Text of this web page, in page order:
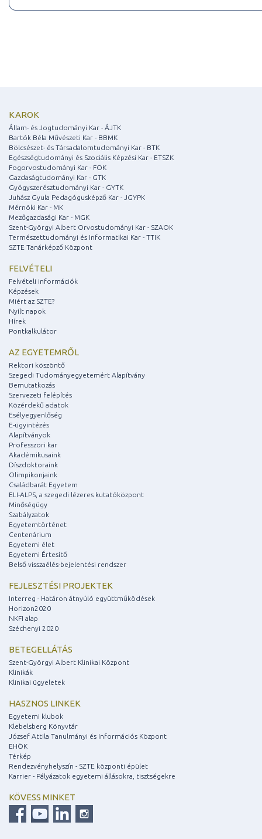
KAROK
Állam- és Jogtudományi Kar - ÁJTK
Bartók Béla Művészeti Kar - BBMK
Bölcsészet- és Társadalomtudományi Kar - BTK
Egészségtudományi és Szociális Képzési Kar - ETSZK
Fogorvostudományi Kar - FOK
Gazdaságtudományi Kar - GTK
Gyógyszerésztudományi Kar - GYTK
Juhász Gyula Pedagógusképző Kar - JGYPK
Mérnöki Kar - MK
Mezőgazdasági Kar - MGK
Szent-Györgyi Albert Orvostudományi Kar - SZAOK
Természettudományi és Informatikai Kar - TTIK
SZTE Tanárképző Központ
FELVÉTELI
Felvételi információk
Képzések
Miért az SZTE?
Nyílt napok
Hírek
Pontkalkulátor
AZ EGYETEMRŐL
Rektori köszöntő
Szegedi Tudományegyetemért Alapítvány
Bemutatkozás
Szervezeti felépítés
Közérdekű adatok
Esélyegyenlőség
E-ügyintézés
Alapítványok
Professzori kar
Akadémikusaink
Díszdoktoraink
Olimpikonjaink
Családbarát Egyetem
ELI-ALPS, a szegedi lézeres kutatóközpont
Minőségügy
Szabályzatok
Egyetemtörténet
Centenárium
Egyetemi élet
Egyetemi Értesítő
Belső visszaélés-bejelentési rendszer
FEJLESZTÉSI PROJEKTEK
Interreg - Határon átnyúló együttműködések
Horizon2020
NKFI alap
Széchenyi 2020
BETEGELLÁTÁS
Szent-Györgyi Albert Klinikai Központ
Klinikák
Klinikai ügyeletek
HASZNOS LINKEK
Egyetemi klubok
Klebelsberg Könyvtár
József Attila Tanulmányi és Információs Központ
EHÖK
Térkép
Rendezvényhelyszín - SZTE központi épület
Karrier - Pályázatok egyetemi állásokra, tisztségekre
KÖVESS MINKET